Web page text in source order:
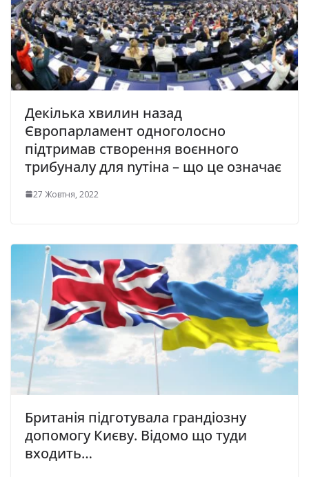
Декілька хвилин назад
Європарламент одноголосно
підтримав створення воєнного
трибунaлу для nутiнa – що це означає
27 Жовтня, 2022
Британія підготувала грандіозну
допомогу Києву. Відомо що туди
входить…